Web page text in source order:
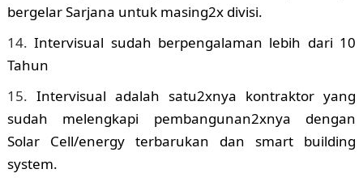
bergelar Sarjana untuk masing2x divisi.
Intervisual sudah berpengalaman lebih dari 10
Tahun
Intervisual adalah satu2xnya kontraktor yang
sudah melengkapi pembangunan2xnya dengan
Solar Cell/energy terbarukan dan smart building
system.